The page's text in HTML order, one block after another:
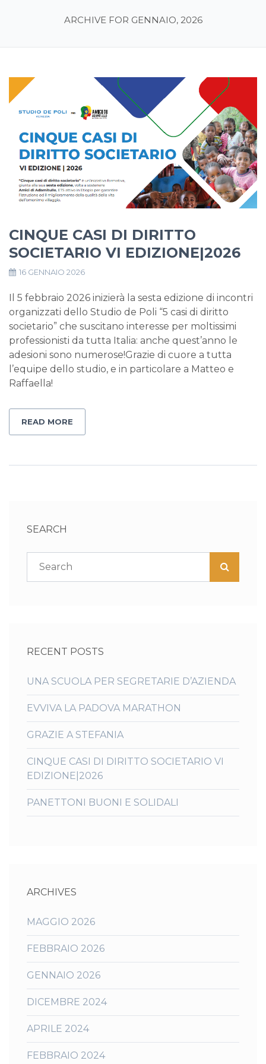
ARCHIVE FOR GENNAIO, 2026
CINQUE CASI DI DIRITTO
SOCIETARIO VI EDIZIONE|2026
16 GENNAIO 2026
Il 5 febbraio 2026 inizierà la sesta edizione di incontri
organizzati dello Studio de Poli “5 casi di diritto
societario” che suscitano interesse per moltissimi
professionisti da tutta Italia: anche quest’anno le
adesioni sono numerose!Grazie di cuore a tutta
l’equipe dello studio, e in particolare a Matteo e
Raffaella!
READ MORE
SEARCH
RECENT POSTS
UNA SCUOLA PER SEGRETARIE D’AZIENDA
EVVIVA LA PADOVA MARATHON
GRAZIE A STEFANIA
CINQUE CASI DI DIRITTO SOCIETARIO VI
EDIZIONE|2026
PANETTONI BUONI E SOLIDALI
ARCHIVES
MAGGIO 2026
FEBBRAIO 2026
GENNAIO 2026
DICEMBRE 2024
APRILE 2024
FEBBRAIO 2024